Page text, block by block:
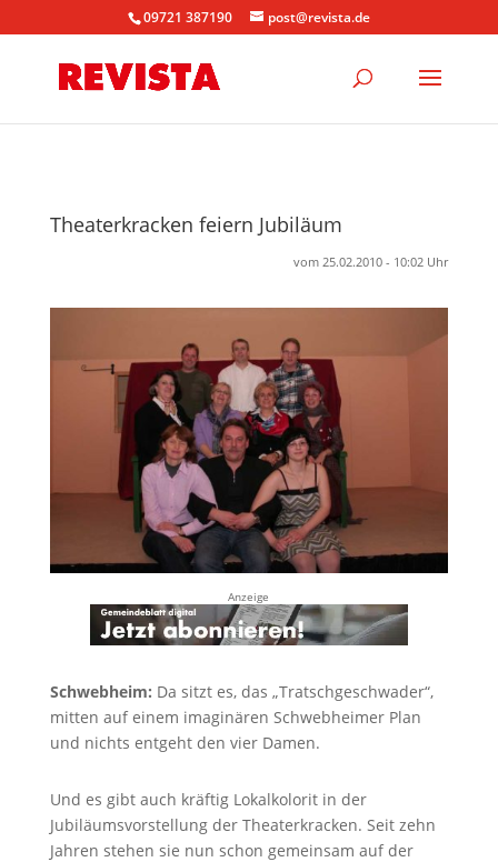
09721 387190 post@revista.de
Theaterkracken feiern Jubiläum
vom 25.02.2010 - 10:02 Uhr
Anzeige
Schwebheim: Da sitzt es, das „Tratschgeschwader“,
mitten auf einem imaginären Schwebheimer Plan
und nichts entgeht den vier Damen.
Und es gibt auch kräftig Lokalkolorit in der
Jubiläumsvorstellung der Theaterkracken. Seit zehn
Jahren stehen sie nun schon gemeinsam auf der